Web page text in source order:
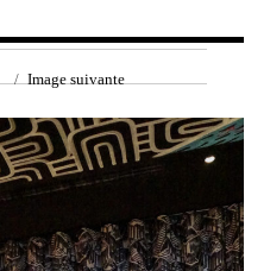
Image suivante